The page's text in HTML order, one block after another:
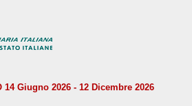
14 Giugno 2026 - 12 Dicembre 2026